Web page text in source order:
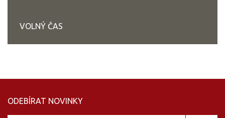
VOLNÝ ČAS
ODEBÍRAT NOVINKY